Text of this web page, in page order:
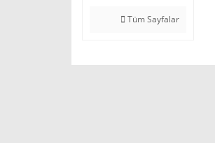
Tüm Sayfalar